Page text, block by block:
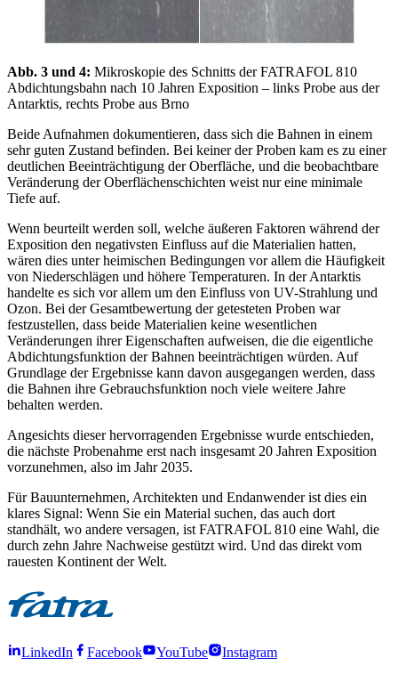
Abb. 3 und 4: Mikroskopie des Schnitts der FATRAFOL 810
Abdichtungsbahn nach 10 Jahren Exposition – links Probe aus der
Antarktis, rechts Probe aus Brno
Beide Aufnahmen dokumentieren, dass sich die Bahnen in einem
sehr guten Zustand befinden. Bei keiner der Proben kam es zu einer
deutlichen Beeinträchtigung der Oberfläche, und die beobachtbare
Veränderung der Oberflächenschichten weist nur eine minimale
Tiefe auf.
Wenn beurteilt werden soll, welche äußeren Faktoren während der
Exposition den negativsten Einfluss auf die Materialien hatten,
wären dies unter heimischen Bedingungen vor allem die Häufigkeit
von Niederschlägen und höhere Temperaturen. In der Antarktis
handelte es sich vor allem um den Einfluss von UV-Strahlung und
Ozon. Bei der Gesamtbewertung der getesteten Proben war
festzustellen, dass beide Materialien keine wesentlichen
Veränderungen ihrer Eigenschaften aufweisen, die die eigentliche
Abdichtungsfunktion der Bahnen beeinträchtigen würden. Auf
Grundlage der Ergebnisse kann davon ausgegangen werden, dass
die Bahnen ihre Gebrauchsfunktion noch viele weitere Jahre
behalten werden.
Angesichts dieser hervorragenden Ergebnisse wurde entschieden,
die nächste Probenahme erst nach insgesamt 20 Jahren Exposition
vorzunehmen, also im Jahr 2035.
Für Bauunternehmen, Architekten und Endanwender ist dies ein
klares Signal: Wenn Sie ein Material suchen, das auch dort
standhält, wo andere versagen, ist FATRAFOL 810 eine Wahl, die
durch zehn Jahre Nachweise gestützt wird. Und das direkt vom
rauesten Kontinent der Welt.
LinkedIn Facebook YouTube Instagram